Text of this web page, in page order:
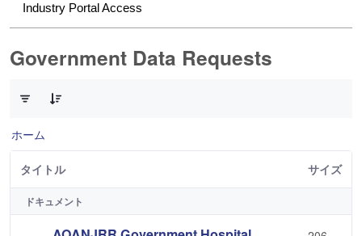
Industry Portal Access
Government Data Requests
ホーム
タイトル サイズ
ドキュメント